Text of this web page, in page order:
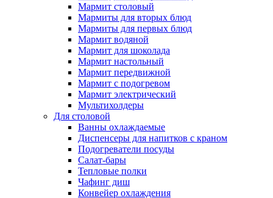
Мармит столовый
Мармиты для вторых блюд
Мармиты для первых блюд
Мармит водяной
Мармит для шоколада
Мармит настольный
Мармит передвижной
Мармит с подогревом
Мармит электрический
Мультихолдеры
Для столовой
Ванны охлаждаемые
Диспенсеры для напитков с краном
Подогреватели посуды
Салат-бары
Тепловые полки
Чафинг диш
Конвейер охлаждения